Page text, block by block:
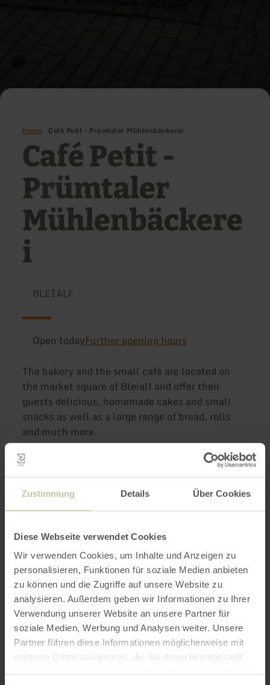
Zustimmung Details Über Cookies
Diese Webseite verwendet Cookies
Wir verwenden Cookies, um Inhalte und Anzeigen zu
personalisieren, Funktionen für soziale Medien anbieten
zu können und die Zugriffe auf unsere Website zu
analysieren. Außerdem geben wir Informationen zu Ihrer
Verwendung unserer Website an unsere Partner für
soziale Medien, Werbung und Analysen weiter. Unsere
Partner führen diese Informationen möglicherweise mit
weiteren Daten zusammen, die Sie ihnen bereitgestellt
Home Café Petit - Prümtaler Mühlenbäckerei
Café Petit -
Prümtaler
Mühlenbäckere
i
BLEIALF
Open todayFurther opening hours
The bakery and the small café are located on
the market square of Bleialf and offer their
guests delicious, homemade cakes and small
snacks as well as a large range of bread, rolls
and much more.
Further
information
Opening hours
Features / Special features
Categories